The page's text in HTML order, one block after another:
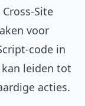
Site
voor
code in
leiden tot
acties.